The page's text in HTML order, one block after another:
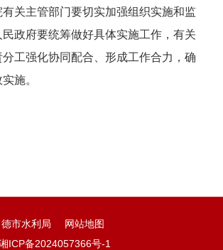
关主管部门要切实加强组织实施和监
政府要统筹做好具体实施工作，有关
工强化协同配合、形成工作合力，确
施。
市水利局
网站地图
ICP备2024057366号-1